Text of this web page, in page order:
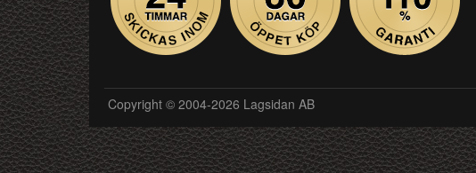
Copyright © 2004-2026 Lagsidan AB